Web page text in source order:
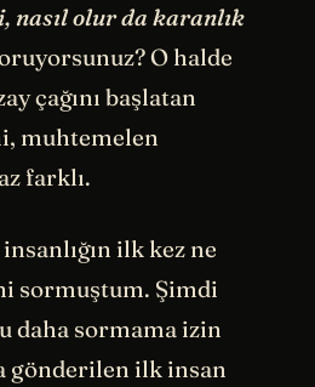
nasıl olur da karanlık
O halde
çağını başlatan
muhtemelen
farklı.
ilk kez ne
sormuştum. Şimdi
daha sormama izin
gönderilen ilk insan